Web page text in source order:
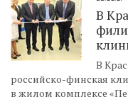
В
В
российско-финская
в жилом комплексе